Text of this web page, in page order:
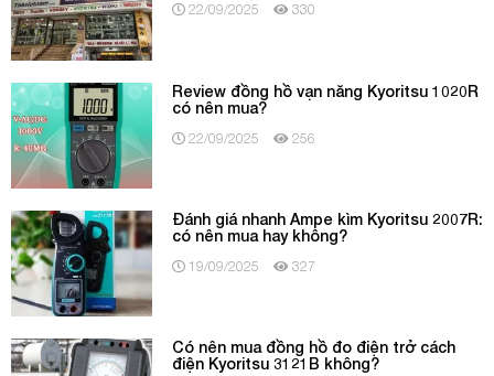
22/09/2025 330
Review đồng hồ vạn năng Kyoritsu 1020R
có nên mua?
22/09/2025 256
Đánh giá nhanh Ampe kìm Kyoritsu 2007R:
có nên mua hay không?
19/09/2025 327
Có nên mua đồng hồ đo điện trở cách
điện Kyoritsu 3121B không?